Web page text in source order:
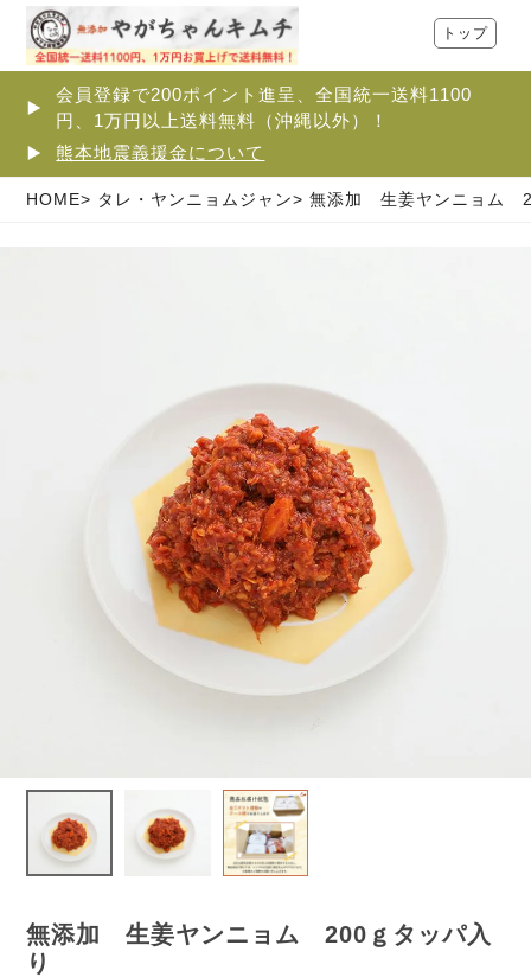
会員登録で200ポイント進呈、全国統一送料1100
円、1万円以上送料無料（沖縄以外）！
熊本地震義援金について
トップ
HOME タレ・ヤンニョムジャン 無添加 生姜ヤンニョム
無添加 生姜ヤンニョム 200ｇタッパ入
り